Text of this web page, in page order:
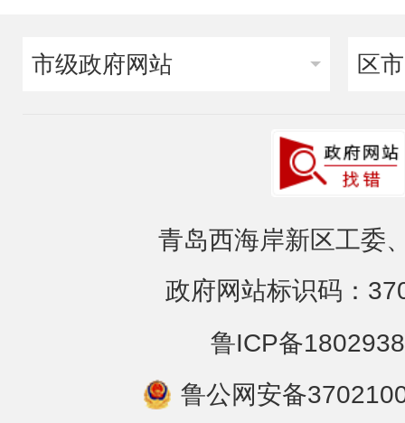
市级政府网站 区
青岛西海岸新区工委
政府网站标识码：
鲁ICP备
鲁公网安备